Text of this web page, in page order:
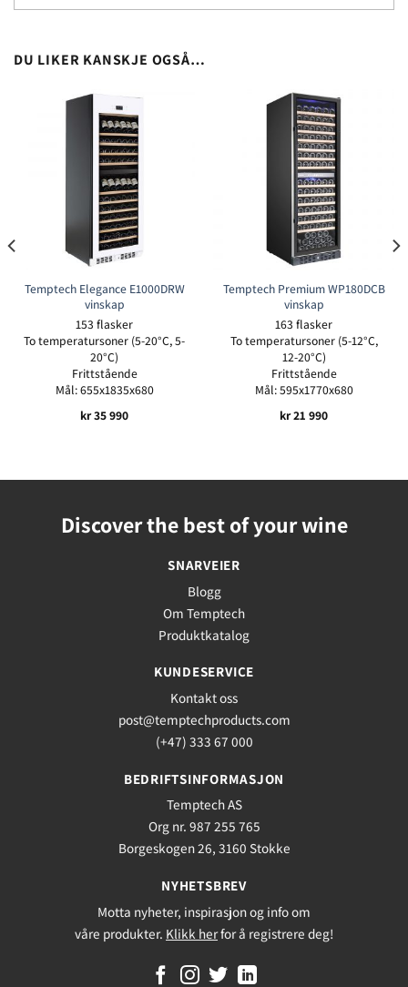
DU LIKER KANSKJE OGSÅ…
Temptech Elegance E1000DRW
vinskap
153 flasker
To temperatursoner (5-20°C, 5-
20°C)
Frittstående
Mål: 655x1835x680
kr35 990
Temptech Premium WP180DCB
vinskap
163 flasker
To temperatursoner (5-12°C,
12-20°C)
Frittstående
Mål: 595x1770x680
kr21 990
Discover the best of your wine
SNARVEIER
Blogg
Om Temptech
Produktkatalog
KUNDESERVICE
Kontakt oss
post@temptechproducts.com
(+47) 333 67 000
BEDRIFTSINFORMASJON
Temptech AS
Org nr. 987 255 765
Borgeskogen 26, 3160 Stokke
NYHETSBREV
Motta nyheter, inspirasjon og info om
våre produkter. Klikk herfor å registrere deg!